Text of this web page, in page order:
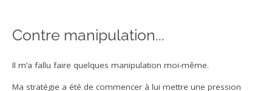
Contre manipulation...
Il m’a fallu faire quelques manipulation moi-même.
Ma stratégie a été de commencer à lui mettre une pression